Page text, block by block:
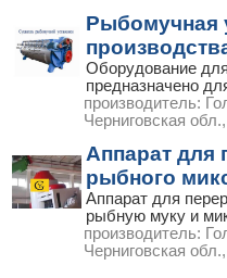
Рыбомучная
Оборудование
предназначено
производитель:
Черниговская
Аппарат для
рыбного
Аппарат для
рыбную муку и
производитель:
Черниговская